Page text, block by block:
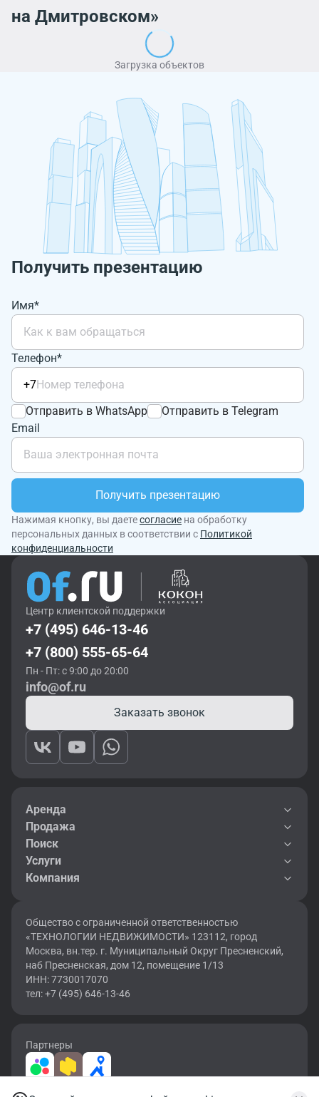
на Дмитровском»
Загрузка объектов
Получить презентацию
Имя*
Телефон*
+7
Отправить в WhatsApp
Отправить в Telegram
Email
Получить презентацию
Нажимая кнопку, вы даетесогласие на обработку
персональных данных в соответствии с Политикой
конфиденциальности
Центр клиентской поддержки
+7 (495) 646-13-46
+7 (800) 555-65-64
Пн - Пт: с 9:00 до 20:00
info@of.ru
Заказать звонок
Аренда
Продажа
Поиск
Услуги
Компания
Общество с ограниченной ответственностью
«ТЕХНОЛОГИИ НЕДВИЖИМОСТИ» 123112, город
Москва, вн.тер. г. Муниципальный Округ Пресненский,
наб Пресненская, дом 12, помещение 1/13
ИНН: 7730017070
тел: +7 (495) 646-13-46
Партнеры